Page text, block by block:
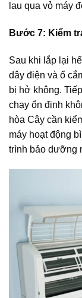
lau qua vỏ máy
Bước 7: Kiểm
Sau khi lắp lại
dây điện và ổ
bị hở không.
chạy ổn định
hòa Cây cần
máy hoạt động
trình bảo dưỡng